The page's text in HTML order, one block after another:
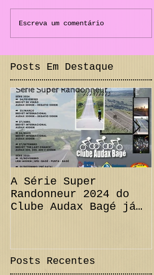
Escreva um comentário
Posts Em Destaque
A Série Super
Randonneur 2024 do
Clube Audax Bagé já
Posts Recentes